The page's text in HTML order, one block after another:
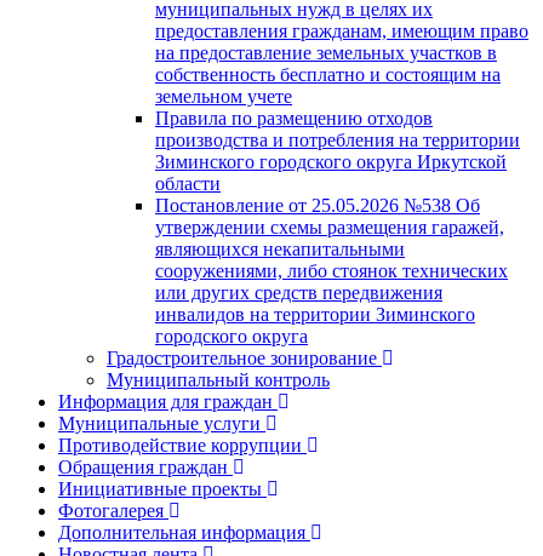
муниципальных нужд в целях их
предоставления гражданам, имеющим право
на предоставление земельных участков в
собственность бесплатно и состоящим на
земельном учете
Правила по размещению отходов
производства и потребления на территории
Зиминского городского округа Иркутской
области
Постановление от 25.05.2026 №538 Об
утверждении схемы размещения гаражей,
являющихся некапитальными
сооружениями, либо стоянок технических
или других средств передвижения
инвалидов на территории Зиминского
городского округа
Градостроительное зонирование
Муниципальный контроль
Информация для граждан
Муниципальные услуги
Противодействие коррупции
Обращения граждан
Инициативные проекты
Фотогалерея
Дополнительная информация